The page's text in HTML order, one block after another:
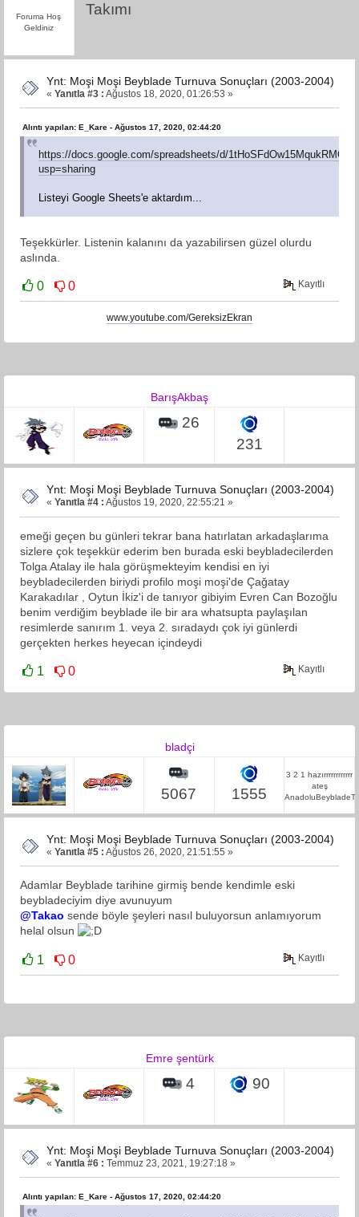
Takımı
Foruma Hoş
Geldiniz
Ynt: Moşi Moşi Beyblade Turnuva Sonuçları (2003-2004)
« Yanıtla #3 : Ağustos 18, 2020, 01:26:53 »
Alıntı yapılan: E_Kare - Ağustos 17, 2020, 02:44:20
https://docs.google.com/spreadsheets/d/
usp=sharing
Listeyi Google Sheets'e aktardım...
Teşekkürler. Listenin kalanını da yazabilirsen güzel olurdu
aslında.
0 0 Kayıtlı
www.youtube.com/GereksizEkran
BarışAkbaş
26
231
Ynt: Moşi Moşi Beyblade Turnuva Sonuçları (2003-2004)
« Yanıtla #4 : Ağustos 19, 2020, 22:55:21 »
emeği geçen bu günleri tekrar bana hatırlatan arkadaşlarıma
sizlere çok teşekkür ederim ben burada eski beybladecilerden
Tolga Atalay ile hala görüşmekteyim kendisi en iyi
beybladecilerden biriydi profilo moşi moşi'de Çağatay
Karakadılar , Oytun İkiz'i de tanıyor gibiyim Evren Can Bozoğlu
benim verdiğim beyblade ile bir ara whatsupta paylaşılan
resimlerde sanırım 1. veya 2. sıradaydı çok iyi günlerdi
gerçekten herkes heyecan içindeydi
1 0 Kayıtlı
bladçi
5067 1555
3 2 1 hazırrrrrrrrrrrr
ateş
Ynt: Moşi Moşi Beyblade Turnuva Sonuçları (2003-2004)
« Yanıtla #5 : Ağustos 26, 2020, 21:51:55 »
Adamlar Beyblade tarihine girmiş bende kendimle eski
beybladeciyim diye avunuyum
@Takao sende böyle şeyleri nasıl buluyorsun anlamıyorum
helal olsun
1 0 Kayıtlı
Emre şentürk
4 90
Ynt: Moşi Moşi Beyblade Turnuva Sonuçları (2003-2004)
« Yanıtla #6 : Temmuz 23, 2021, 19:27:18 »
Alıntı yapılan: E_Kare - Ağustos 17, 2020, 02:44:20